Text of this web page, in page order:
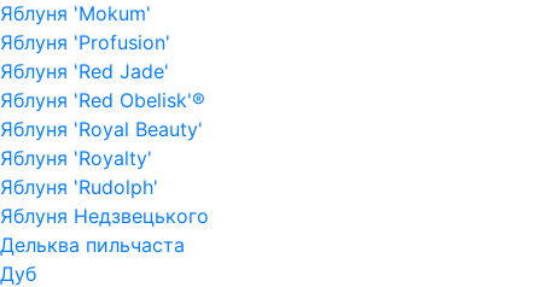
Яблуня 'Mokum'
Яблуня 'Profusion'
Яблуня 'Red Jade'
Яблуня 'Red Obelisk'®
Яблуня 'Royal Beauty'
Яблуня 'Royalty'
Яблуня 'Rudolph'
Яблуня Недзвецького
Дельква пильчаста
Дуб